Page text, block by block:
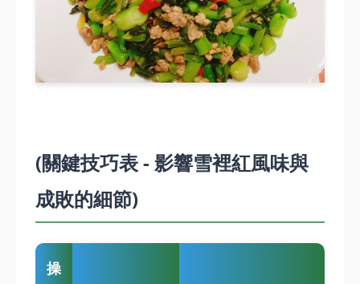
(關鍵技巧表 - 影響雪裡紅風味與
成敗的細節)
操